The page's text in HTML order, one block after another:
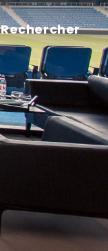
Rechercher